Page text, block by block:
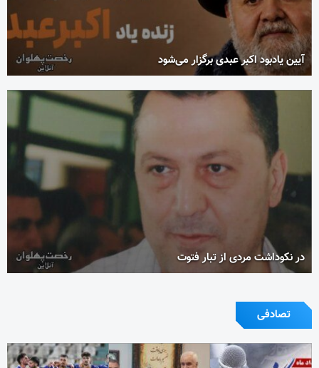
آیین یادبود اکبر عبدی برگزار می‌شود
در نکوداشت مردی از تبار فتوت
تصادفی